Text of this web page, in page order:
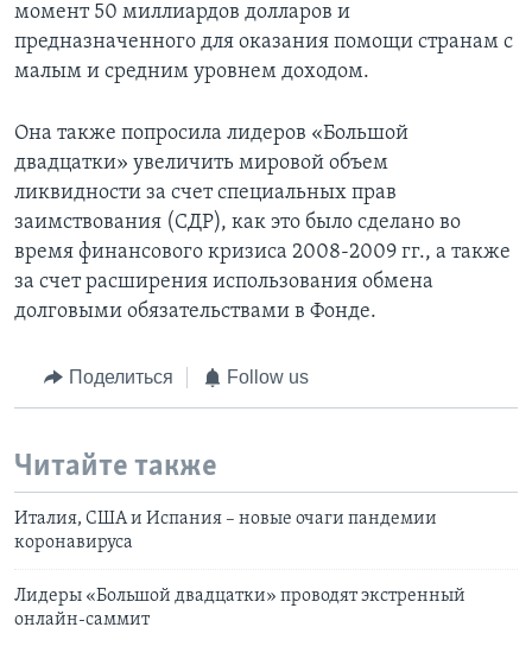
момент 50 миллиардов долларов и
предназначенного для оказания помощи странам с
малым и средним уровнем доходом.
Она также попросила лидеров «Большой
двадцатки» увеличить мировой объем
ликвидности за счет специальных прав
заимствования (СДР), как это было сделано во
время финансового кризиса 2008-2009 гг., а также
за счет расширения использования обмена
долговыми обязательствами в Фонде.
Поделиться Follow us
Читайте также
Италия, США и Испания – новые очаги пандемии
коронавируса
Лидеры «Большой двадцатки» проводят экстренный
онлайн-саммит